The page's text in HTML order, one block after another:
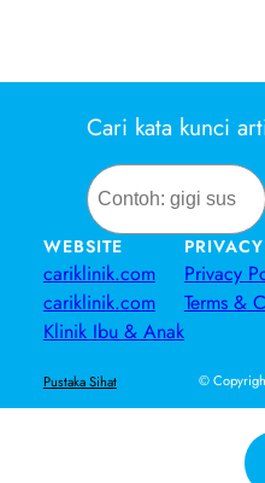
Cari kata kunci
Search
WEBSITE
cariklinik.com
cariklinik.com
Klinik Ibu & Anak
PRIVACY
Privacy
Terms &
Pustaka Sihat ©